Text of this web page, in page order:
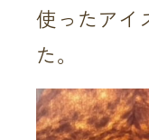
使ったアイ
た。